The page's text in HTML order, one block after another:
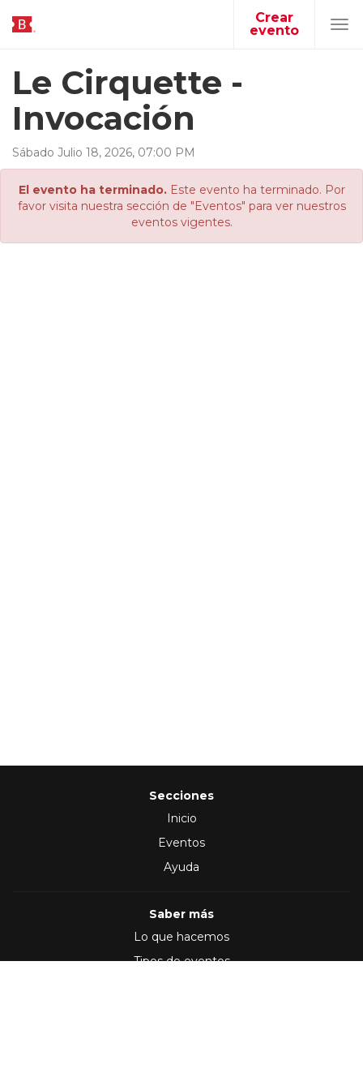
Crear
evento
Le Cirquette -
Invocación
Sábado Julio 18, 2026, 07:00 PM
El evento ha terminado.Este evento ha terminado. Por
favor visita nuestra sección de "Eventos" para ver nuestros
eventos vigentes.
Secciones
Inicio
Eventos
Ayuda
Saber más
Lo que hacemos
Tipos de eventos